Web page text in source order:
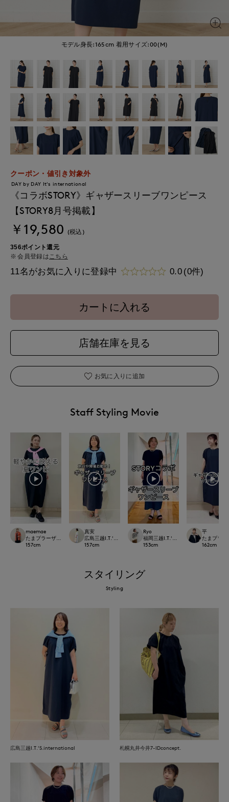
モデル身長:165cm 着用サイズ:00(M)
クーポン・値引き対象外
DAY by DAY It's international
《コラボSTORY》ギャザースリーブワンピース
【STORY8月号掲載】
￥19,580 (税込)
356ポイント還元
会員登録はこちら
11名がお気に入りに登録中 0.0 (0件)
カートに入れる
店舗在庫を見る
お気に入りに追加
Staff Styling Movie
maemae
たまプラーザ東急I.T.'S.international
157cm
真実
広島三越I.T.'S.international
157cm
Ryo
福岡三越I.T.'S.international
153cm
平
たまプラ
162cm
スタイリング
Styling
広島三越I.T.'S.international 札幌丸井今井7-IDconcept.